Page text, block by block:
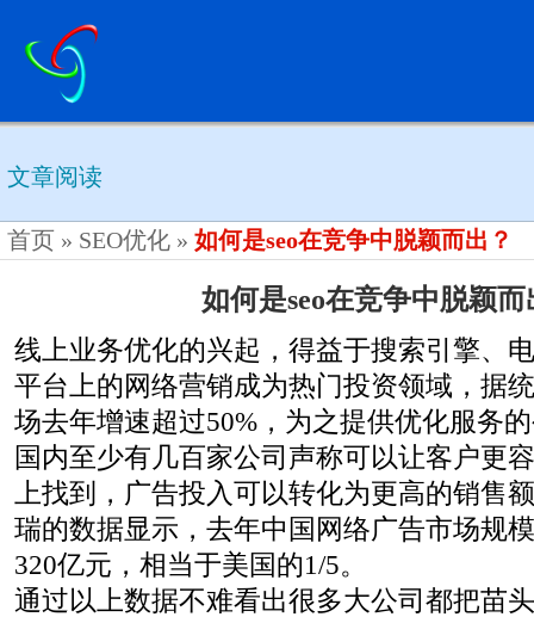
文章阅读
首页 » SEO优化 » 如何是seo在竞争中脱颖而出？
如何是seo在竞争中脱颖而
线上业务优化的兴起，得益于搜索引擎、
平台上的网络营销成为热门投资领域，据
场去年增速超过50%，为之提供优化服务
国内至少有几百家公司声称可以让客户更
上找到，广告投入可以转化为更高的销售
瑞的数据显示，去年中国网络广告市场规
320亿元，相当于美国的1/5。
通过以上数据不难看出很多大公司都把苗